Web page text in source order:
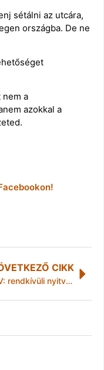
sétálni az utcára,
országba. De ne
nem a
azokkal a
CIKK
NAV: rendkívüli nyitva tartás a személyi jövedelemadó bevallás, valamint ügyfélkapus regisztráció teljesítésére!